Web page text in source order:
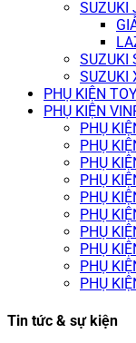
SUZUKI
SUZUKI
SUZUKI
PHỤ KIỆN
PHỤ KIỆN
PHỤ
PHỤ
PHỤ
PHỤ
PHỤ
PHỤ
PHỤ
PHỤ
PHỤ
PHỤ
Tin tức & sự kiện